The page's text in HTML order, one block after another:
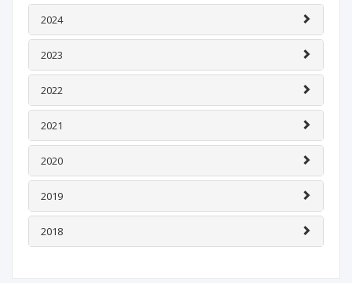
2024
2023
2022
2021
2020
2019
2018